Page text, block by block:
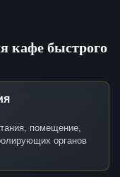
кафе быстрого
помещение,
органов